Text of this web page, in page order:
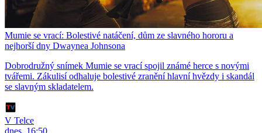
Mumie se vrací: Bolestivé natáčení, dům ze slavného hororu a
nejhorší dny Dwaynea Johnsona
Dobrodružný snímek Mumie se vrací spojil známé herce s novými
tvářemi. Zákulisí odhaluje bolestivé zranění hlavní hvězdy i skandál
se slavným skladatelem.
V Telce
dnes, 16:50